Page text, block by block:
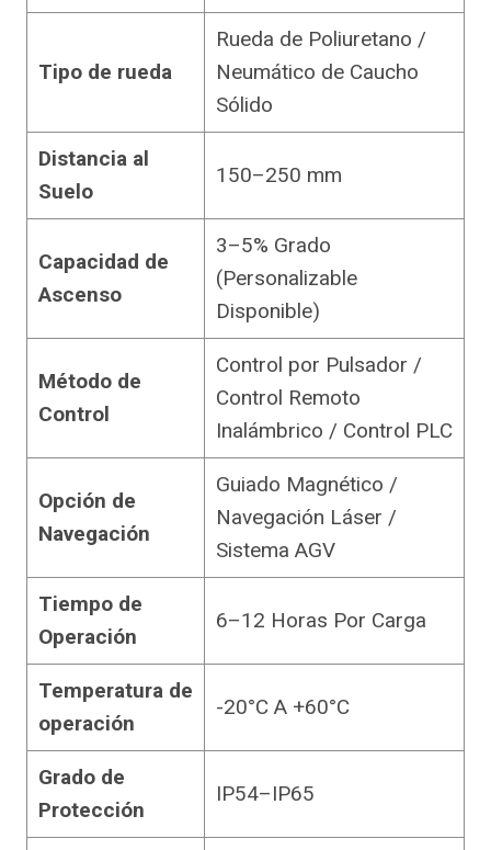
Tipo de rueda
Rueda de Poliuretano /
Neumático de Caucho
Sólido
Distancia al
Suelo
150–250 mm
Capacidad de
Ascenso
3–5% Grado
(Personalizable
Disponible)
Método de
Control
Control por Pulsador /
Control Remoto
Inalámbrico / Control PLC
Opción de
Navegación
Guiado Magnético /
Navegación Láser /
Sistema AGV
Tiempo de
Operación
6–12 Horas Por Carga
Temperatura de
operación
-20°C A +60°C
Grado de
Protección
IP54–IP65